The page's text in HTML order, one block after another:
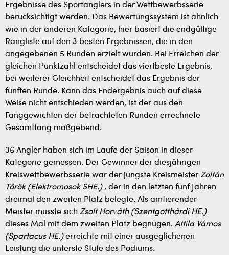
Ergebnisse des Sportanglers in der Wettbewerbsserie
berücksichtigt werden. Das Bewertungssystem ist ähnlich
wie in der anderen Kategorie, hier basiert die endgültige
Rangliste auf den 3 besten Ergebnissen, die in den
angegebenen 5 Runden erzielt wurden. Bei Erreichen der
gleichen Punktzahl entscheidet das viertbeste Ergebnis,
bei weiterer Gleichheit entscheidet das Ergebnis der
fünften Runde. Kann das Endergebnis auch auf diese
Weise nicht entschieden werden, ist der aus den
Fanggewichten der betrachteten Runden errechnete
Gesamtfang maßgebend.
36 Angler haben sich im Laufe der Saison in dieser
Kategorie gemessen. Der Gewinner der diesjährigen
Kreiswettbewerbsserie war der jüngste Kreismeister Zoltán
Török (Elektromosok SHE.), der in den letzten fünf Jahren
dreimal den zweiten Platz belegte. Als amtierender
Meister musste sich Zsolt Horváth (Szentgotthárdi HE.)
dieses Mal mit dem zweiten Platz begnügen. Attila Vámos
(Spartacus HE.)erreichte mit einer ausgeglichenen
Leistung die unterste Stufe des Podiums.